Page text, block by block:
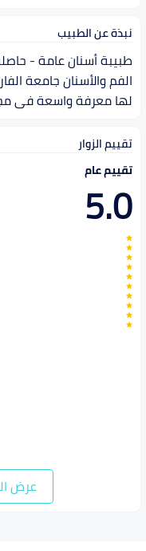
نبذة عن الطبيب
طبيبة أسنان عامة -
الفم والأسنان جامعة
لها معرفة واسعة فى
تقييم الزوار
تقييم عام
5.0
عرض